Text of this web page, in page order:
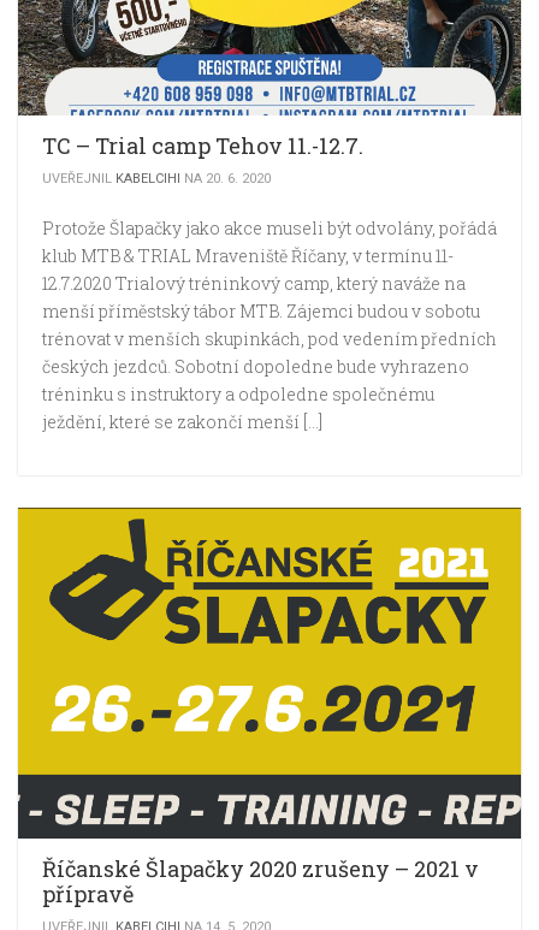
TC – Trial camp Tehov 11.-12.7.
UVEŘEJNIL KABELCIHI NA 20. 6. 2020
Protože Šlapačky jako akce museli být odvolány, pořádá
klub MTB & TRIAL Mraveniště Říčany, v termínu 11-
12.7.2020 Trialový tréninkový camp, který naváže na
menší příměstský tábor MTB. Zájemci budou v sobotu
trénovat v menších skupinkách, pod vedením předních
českých jezdců. Sobotní dopoledne bude vyhrazeno
tréninku s instruktory a odpoledne společnému
ježdění, které se zakončí menší […]
Říčanské Šlapačky 2020 zrušeny – 2021 v
přípravě